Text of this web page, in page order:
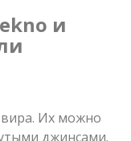
и
Их можно
джинсами.